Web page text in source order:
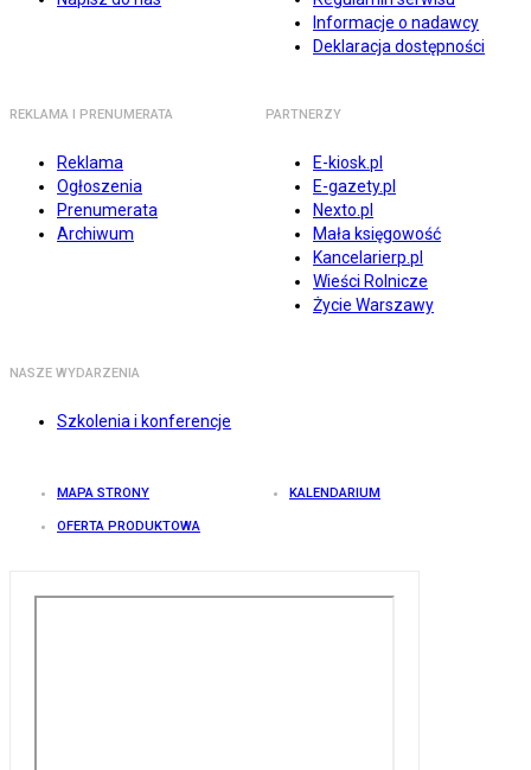
Informacje o nadawcy
Deklaracja dostępności
REKLAMA I PRENUMERATA
Reklama
Ogłoszenia
Prenumerata
Archiwum
PARTNERZY
E-kiosk.pl
E-gazety.pl
Nexto.pl
Mała księgowość
Kancelarierp.pl
Wieści Rolnicze
Życie Warszawy
NASZE WYDARZENIA
Szkolenia i konferencje
MAPA STRONY KALENDARIUM
OFERTA PRODUKTOWA